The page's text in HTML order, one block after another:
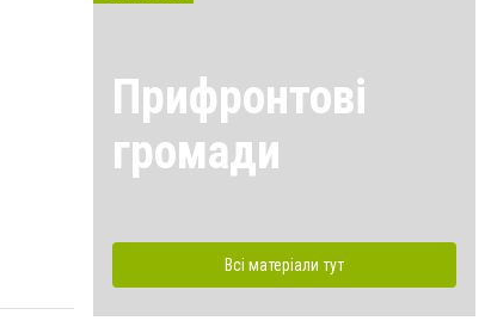
Прифронтові
громади
Всі матеріали тут